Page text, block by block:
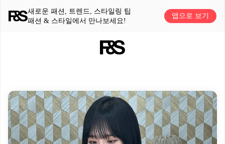
새로운 패션, 트렌드, 스타일링 팁
패션 & 스타일에서 만나보세요!
앱으로 보기